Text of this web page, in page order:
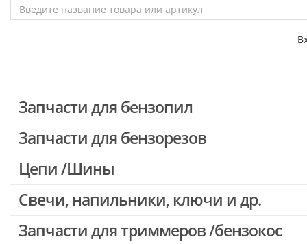
Запчасти для бензопил
Запчасти для бензопил Stihl
Запчасти для бензопил Oleo-mac, Echo и др.
Запчасти для бензорезов
Цепи /Шины
Свечи, напильники, ключи и др.
Запчасти для триммеров /бензокос